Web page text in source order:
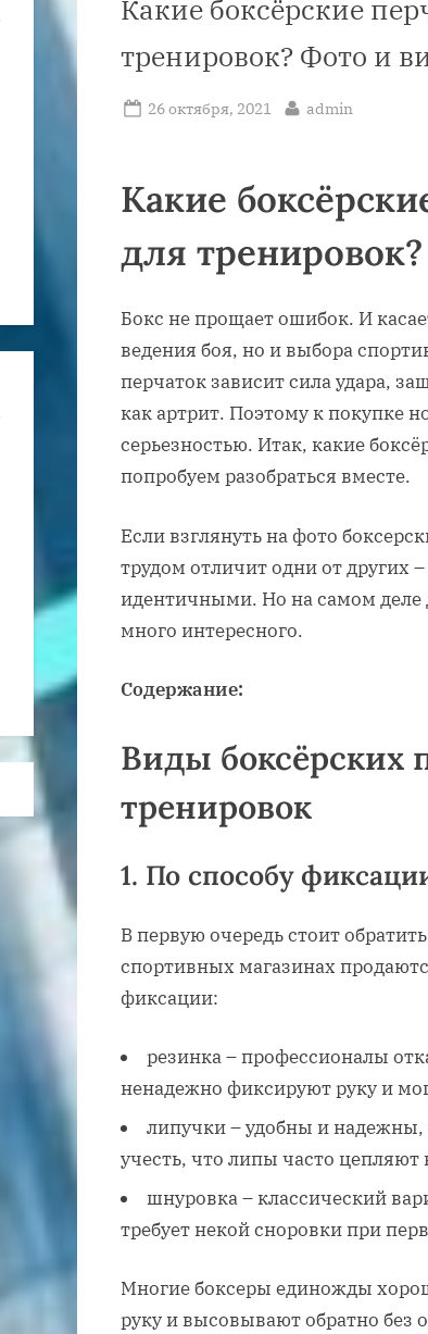
Какие боксёрские
тренировок? Фото и
Posted
26 октября, 2021 By
admin
Какие
для
Бокс не прощает ошибок. И
ведения боя, но и выбора
перчаток зависит сила удара,
как артрит. Поэтому к покупке
серьезностью. Итак, какие
попробуем разобраться вместе.
Если взглянуть на фото
трудом отличит одни от других
идентичными. Но на самом деле
много интересного.
Содержание:
Виды боксёрских
тренировок
1. По способу
В первую очередь стоит
спортивных магазинах
фиксации:
резинка – профессионалы
ненадежно фиксируют руку и
липучки – удобны и надежны,
учесть, что липы часто цепляют
шнуровка – классический
требует некой сноровки при
Многие боксеры единожды
руку и высовывают обратно без